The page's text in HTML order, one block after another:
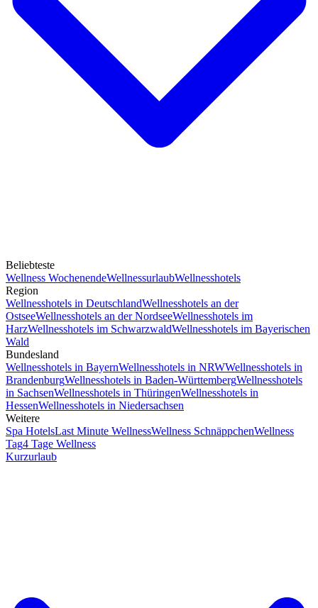
Beliebteste
Wellness WochenendeWellnessurlaubWellnesshotels
Region
Wellnesshotels in DeutschlandWellnesshotels an der
OstseeWellnesshotels an der NordseeWellnesshotels im
HarzWellnesshotels im SchwarzwaldWellnesshotels im Bayerischen
Wald
Bundesland
Wellnesshotels in BayernWellnesshotels in NRWWellnesshotels in
BrandenburgWellnesshotels in Baden-WürttembergWellnesshotels
in SachsenWellnesshotels in ThüringenWellnesshotels in
HessenWellnesshotels in Niedersachsen
Weitere
Spa HotelsLast Minute WellnessWellness SchnäppchenWellness
Tag4 Tage Wellness
Kurzurlaub